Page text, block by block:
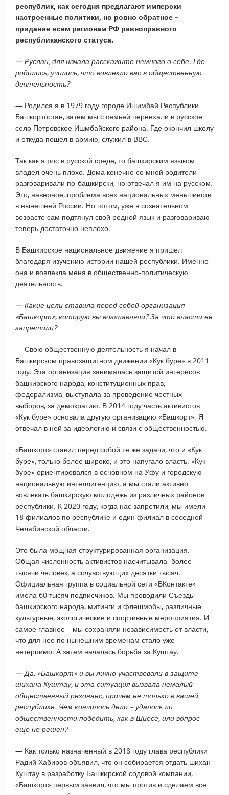
республик, как сегодня предлагают имперски
настроенные политики, но ровно обратное –
придание всем регионам РФ равноправного
республиканского статуса.
— Руслан, для начала расскажите немного о себе. Где
родились, учились, что вовлекло вас в общественную
деятельность?
— Родился я в 1979 году городе Ишимбай Республики
Башкортостан, затем мы с семьей переехали в русское
село Петровское Ишмбайского района. Где окончил школу
и откуда пошел в армию, служил в ВВС.
Так как я рос в русской среде, то башкирским языком
владел очень плохо. Дома конечно со мной родители
разговаривали по-башкирски, но отвечал я им на русском.
Это, наверное, проблема всех национальных меньшинств
в нынешней России. Но потом, уже в сознательном
возрасте сам подтянул свой родной язык и разговариваю
теперь достаточно неплохо.
В Башкирское национальное движение я пришел
благодаря изучению истории нашей республики. Именно
она и вовлекла меня в общественно-политическую
деятельность.
— Какие цели ставила перед собой организация
«Башкорт», которую вы возглавляли? За что власти ее
запретили?
— Свою общественную деятельность я начал в
Башкирском правозащитном движении «Кук буре» в 2011
году. Эта организация занималась защитой интересов
башкирского народа, конституционных прав,
федерализма, выступала за проведение честных
выборов, за демократию. В 2014 году часть активистов
«Кук буре» основала другую организацию «Башкорт». Я
отвечал в ней за идеологию и связи с общественностью.
«Башкорт» ставил перед собой те же задачи, что и «Кук
буре», только более широко, и это напугало власть. «Кук
буре» ориентировался в основном на Уфу и городскую
национальную интеллигенцию, а мы стали активно
вовлекать башкирскую молодежь из различных районов
республики. К 2020 году, когда нас запретили, мы имели
18 филиалов по республике и один филиал в соседней
Челябинской области.
Это была мощная структурированная организация.
Общая численность активистов насчитывала более
тысячи человек, а сочувствующих десятки тысяч.
Официальная группа в социальной сети «ВКонтакте»
имела 60 тысяч подписчиков. Мы проводили Съезды
башкирского народа, митинги и флешмобы, различные
культурные, экологические и спортивные мероприятия. И
самое главное – мы сохраняли независимость от власти,
что для нее по нынешним временам стало уже
нетерпимо. А затем началась борьба за Куштау.
— Да, «Башкорт» и вы лично участвовали в защите
шихана Куштау, и эта ситуация вызвала немалый
общественный резонанс, причем не только в вашей
республике. Чем кончилось дело – удалось ли
общественности победить, как в Шиесе, или вопрос
еще не решен?
— Как только назначенный в 2018 году глава республики
Радий Хабиров объявил, что он собирается отдать шихан
Куштау в разработку Башкирской содовой компании,
«Башкорт» первым заявил, что мы против и сделаем все